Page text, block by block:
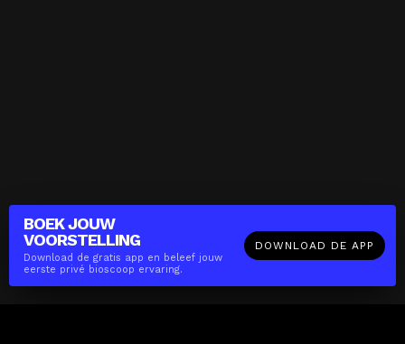
BOEK JOUW
VOORSTELLING
Download de gratis app en beleef jouw
eerste privé bioscoop ervaring.
DOWNLOAD DE APP